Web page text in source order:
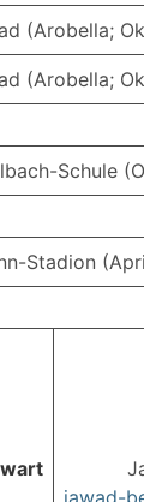
(Arobella;
(Arobella;
Schule
Stadion
jawad-